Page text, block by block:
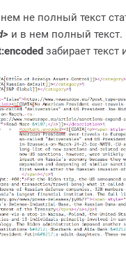
не полный текст
и в нем полный текст.
забирает текст